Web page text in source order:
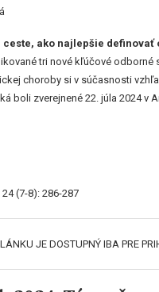
ceste, ako najlepšie definovať
tri nové kľúčové odborné
choroby si v súčasnosti
boli zverejnené 22. júla 2024 v
(7-8): 286-287
JE DOSTUPNÝ IBA PRE